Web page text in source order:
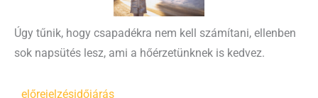
Úgy tűnik, hogy csapadékra nem kell számítani, ellenben
sok napsütés lesz, ami a hőérzetünknek is kedvez.
előrejelzésidőjárás